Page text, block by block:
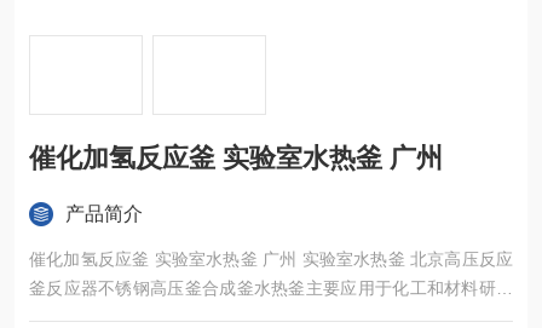
催化加氢反应釜 实验室水热釜 广州
产品简介
催化加氢反应釜 实验室水热釜 广州 实验室水热釜 北京高压反应
釜反应器不锈钢高压釜合成釜水热釜主要应用于化工和材料研究
中不需要搅拌的实验，可以配备压力表、进气阀、放气阀、探底